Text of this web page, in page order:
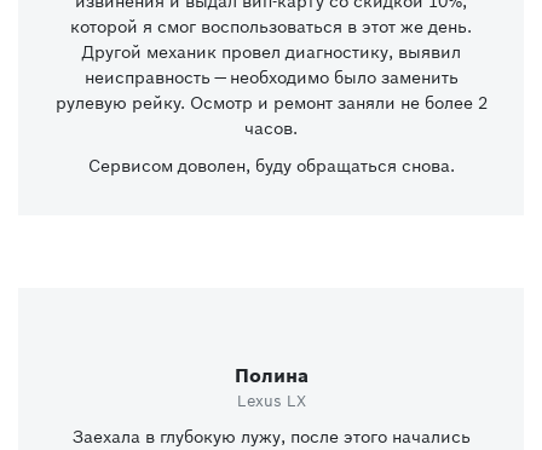
которой я смог воспользоваться в этот же день.
Другой механик провел диагностику, выявил
неисправность — необходимо было заменить
рулевую рейку. Осмотр и ремонт заняли не более 2
часов.
Сервисом доволен, буду обращаться снова.
Полина
Lexus LX
Заехала в глубокую лужу, после этого начались